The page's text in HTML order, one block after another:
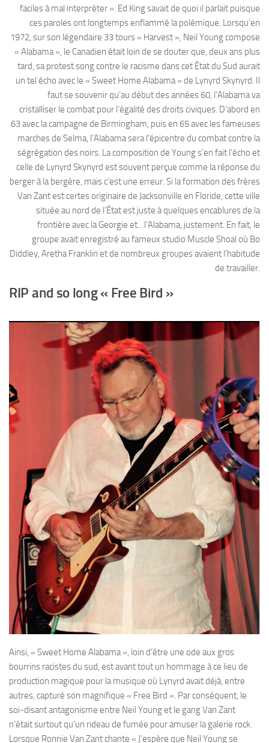
faciles à mal interpréter ». Ed King savait de quoi il parlait puisque
ces paroles ont longtemps enflammé la polémique. Lorsqu’en
1972, sur son légendaire 33 tours « Harvest », Neil Young compose
« Alabama », le Canadien était loin de se douter que, deux ans plus
tard, sa protest song contre le racisme dans cet État du Sud aurait
un tel écho avec le « Sweet Home Alabama » de Lynyrd Skynyrd. Il
faut se souvenir qu’au début des années 60, l’Alabama va
cristalliser le combat pour l’égalité des droits civiques. D’abord en
63 avec la campagne de Birmingham, puis en 65 avec les fameuses
marches de Selma, l’Alabama sera l’épicentre du combat contre la
ségrégation des noirs. La composition de Young s’en fait l’écho et
celle de Lynyrd Skynyrd est souvent perçue comme la réponse du
berger à la bergère, mais c’est une erreur. Si la formation des frères
Van Zant est certes originaire de Jacksonville en Floride, cette ville
située au nord de l’État est juste à quelques encablures de la
frontière avec la Georgie et…l’Alabama, justement. En fait, le
groupe avait enregistré au fameux studio Muscle Shoal où Bo
Diddley, Aretha Franklin et de nombreux groupes avaient l’habitude
de travailler.
RIP and so long « Free Bird »
Ainsi, « Sweet Home Alabama », loin d’être une ode aux gros
bourrins racistes du sud, est avant tout un hommage à ce lieu de
production magique pour la musique où Lynyrd avait déjà, entre
autres, capturé son magnifique « Free Bird ». Par conséquent, le
soi-disant antagonisme entre Neil Young et le gang Van Zant
n’était surtout qu’un rideau de fumée pour amuser la galerie rock.
Lorsque Ronnie Van Zant chante « J’espère que Neil Young se